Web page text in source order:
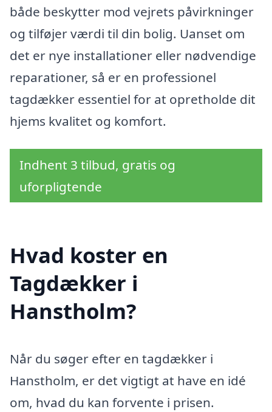
både beskytter mod vejrets påvirkninger
og tilføjer værdi til din bolig. Uanset om
det er nye installationer eller nødvendige
reparationer, så er en professionel
tagdækker essentiel for at opretholde dit
hjems kvalitet og komfort.
Indhent 3 tilbud, gratis og
uforpligtende
Hvad koster en
Tagdækker i
Hanstholm?
Når du søger efter en tagdækker i
Hanstholm, er det vigtigt at have en idé
om, hvad du kan forvente i prisen.